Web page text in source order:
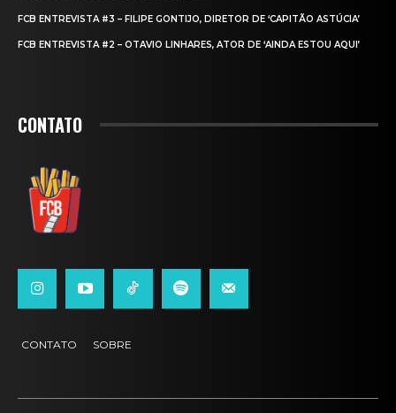
FCB ENTREVISTA #3 – FILIPE GONTIJO, DIRETOR DE ‘CAPITÃO ASTÚCIA’
FCB ENTREVISTA #2 – OTAVIO LINHARES, ATOR DE ‘AINDA ESTOU AQUI’
CONTATO
CONTATO SOBRE